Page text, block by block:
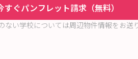
すぐパンフレット請求（無料）
い学校については周辺物件情報をお送